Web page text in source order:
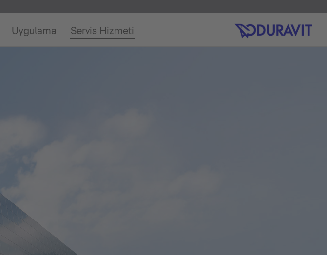
Uygulama Servis Hizmeti